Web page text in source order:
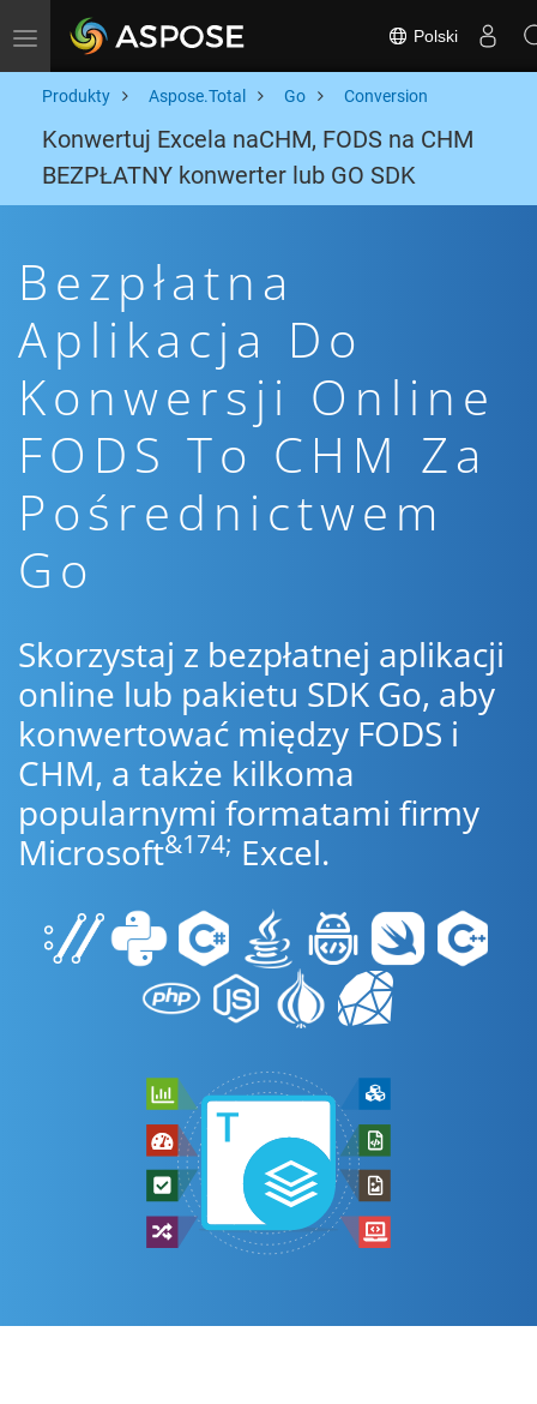
Toggle navigation Polski
Produkty Aspose.Total Go Conversion
Konwertuj Excela naCHM, FODS na CHM
BEZPŁATNY konwerter lub GO SDK
Bezpłatna
Aplikacja Do
Konwersji Online
FODS To CHM Za
Pośrednictwem
Go
Skorzystaj z bezpłatnej aplikacji
online lub pakietu SDK Go, aby
konwertować między FODS i
CHM, a także kilkoma
popularnymi formatami firmy
Microsoft&174; Excel.